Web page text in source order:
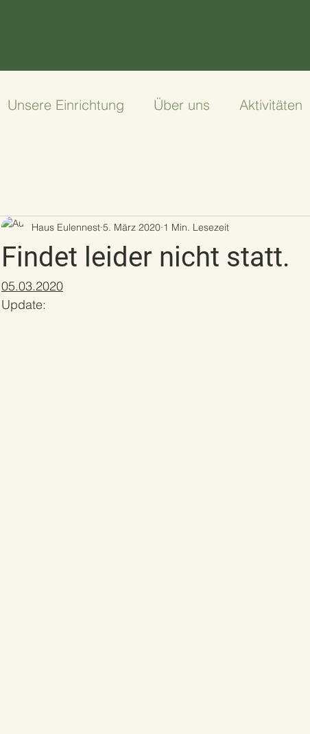
Unsere Einrichtung Über uns Aktivitäten
Findet leider nicht statt.
Haus Eulennest 5. März 2020 1 Min. Lesezeit
05.03.2020
Update: